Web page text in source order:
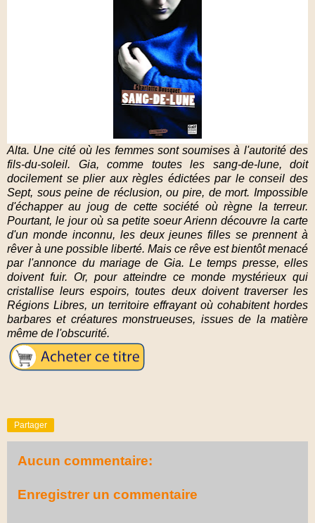
Alta. Une cité où les femmes sont soumises à l'autorité des
fils-du-soleil. Gia, comme toutes les sang-de-lune, doit
docilement se plier aux règles édictées par le conseil des
Sept, sous peine de réclusion, ou pire, de mort. Impossible
d'échapper au joug de cette société où règne la terreur.
Pourtant, le jour où sa petite soeur Arienn découvre la carte
d'un monde inconnu, les deux jeunes filles se prennent à
rêver à une possible liberté. Mais ce rêve est bientôt menacé
par l'annonce du mariage de Gia. Le temps presse, elles
doivent fuir. Or, pour atteindre ce monde mystérieux qui
cristallise leurs espoirs, toutes deux doivent traverser les
Régions Libres, un territoire effrayant où cohabitent hordes
barbares et créatures monstrueuses, issues de la matière
même de l'obscurité.
Partager
Aucun commentaire:
Enregistrer un commentaire